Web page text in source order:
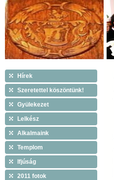
Hírek
Szeretettel köszöntünk!
Gyülekezet
Lelkész
Alkalmaink
Templom
Ifjúság
2011 fotok